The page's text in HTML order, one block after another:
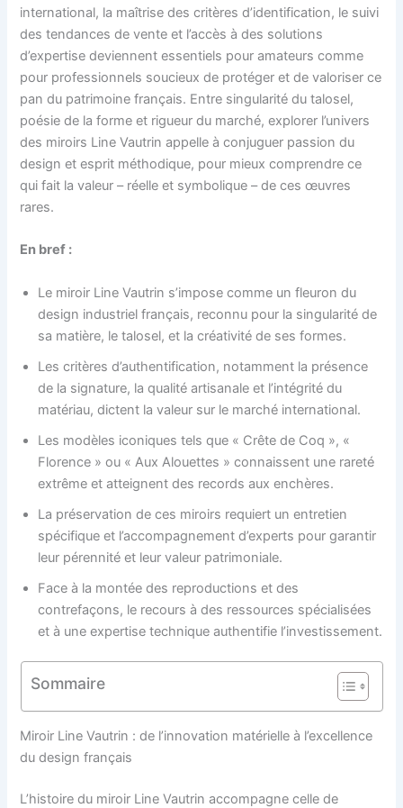
international, la maîtrise des critères d’identification, le suivi
des tendances de vente et l’accès à des solutions
d’expertise deviennent essentiels pour amateurs comme
pour professionnels soucieux de protéger et de valoriser ce
pan du patrimoine français. Entre singularité du talosel,
poésie de la forme et rigueur du marché, explorer l’univers
des miroirs Line Vautrin appelle à conjuguer passion du
design et esprit méthodique, pour mieux comprendre ce
qui fait la valeur – réelle et symbolique – de ces œuvres
rares.
En bref :
Le miroir Line Vautrin s’impose comme un fleuron du
design industriel français, reconnu pour la singularité de
sa matière, le talosel, et la créativité de ses formes.
Les critères d’authentification, notamment la présence
de la signature, la qualité artisanale et l’intégrité du
matériau, dictent la valeur sur le marché international.
Les modèles iconiques tels que « Crête de Coq », «
Florence » ou « Aux Alouettes » connaissent une rareté
extrême et atteignent des records aux enchères.
La préservation de ces miroirs requiert un entretien
spécifique et l’accompagnement d’experts pour garantir
leur pérennité et leur valeur patrimoniale.
Face à la montée des reproductions et des
contrefaçons, le recours à des ressources spécialisées
et à une expertise technique authentifie l’investissement.
Sommaire
Miroir Line Vautrin : de l’innovation matérielle à l’excellence
du design français
L’histoire du miroir Line Vautrin accompagne celle de